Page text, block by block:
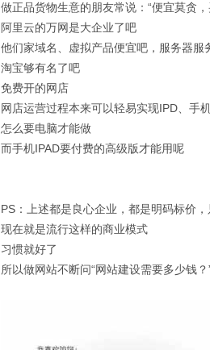
做正品货物生意的朋友常说：“便宜莫贪
阿里云的万网是大企业了吧
他们家域名、虚拟产品便宜吧，服务器服
淘宝够有名了吧
免费开的网店
网店运营过程本来可以轻易实现IPD、手
怎么要电脑才能做
而手机IPAD要付费的高级版才能用呢
PS： 上述都是良心企业， 都是明码标价，
现在就是流行这样的商业模式
习惯就好了
所以做网站不断问“网站建设需要多少钱？